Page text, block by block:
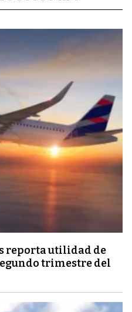
reporta utilidad de
trimestre del